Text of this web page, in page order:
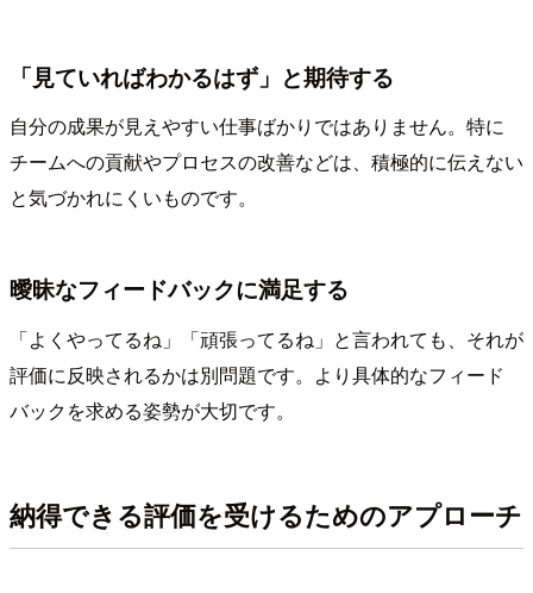
「見ていればわかるはず」と期待する
自分の成果が見えやすい仕事ばかりではありません。特に
チームへの貢献やプロセスの改善などは、積極的に伝えない
と気づかれにくいものです。
曖昧なフィードバックに満足する
「よくやってるね」「頑張ってるね」と言われても、それが
評価に反映されるかは別問題です。より具体的なフィード
バックを求める姿勢が大切です。
納得できる評価を受けるためのアプローチ